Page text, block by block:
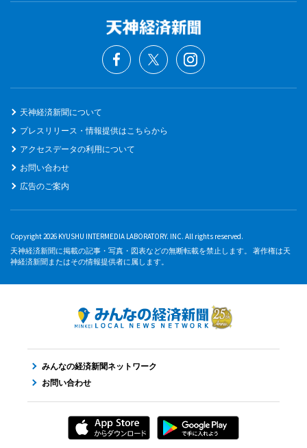
天神経済新聞について
プレスリリース・情報提供はこちらから
アクセスデータの利用について
お問い合わせ
広告のご案内
Copyright 2026 KYUSHU INTERMEDIA LABORATORY. INC. All rights reserved.
天神経済新聞に掲載の記事・写真・図表などの無断転載を禁止します。 著作権は天
神経済新聞またはその情報提供者に属します。
みんなの経済新聞ネットワーク
お問い合わせ